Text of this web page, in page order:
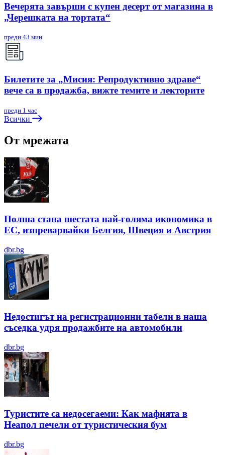
Вечерята завърши с купен десерт от магазина в
„Черешката на тортата“
преди 43 мин
Билетите за „Мисия: Репродуктивно здраве“
вече са в продажба, вижте темите и лекторите
преди 1 час
Всички
От мрежата
Полша стана шестата най-голяма икономика в
ЕС, изпреварвайки Белгия, Швеция и Австрия
dbr.bg
Недостигът на регистрационни табели в наша
съседка удря продажбите на автомобили
dbr.bg
Туристите са недосегаеми: Как мафията в
Неапол печели от туристическия бум
dbr.bg